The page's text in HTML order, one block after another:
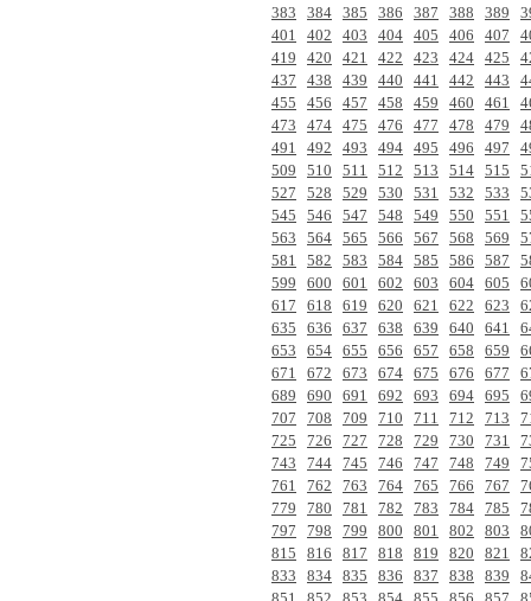
383
384 385 386 387 388 389
401
402 403 404 405 406 407
419
420 421 422 423 424 425
437
438 439 440 441 442 443
455
456 457 458 459 460 461
473
474 475 476 477 478 479
491
492 493 494 495 496 497
509
510 511 512 513 514 515
527
528 529 530 531 532 533
545
546 547 548 549 550 551
563
564 565 566 567 568 569
581
582 583 584 585 586 587
599
600 601 602 603 604 605
617
618 619 620 621 622 623
635
636 637 638 639 640 641
653
654 655 656 657 658 659
671
672 673 674 675 676 677
689
690 691 692 693 694 695
707
708 709 710 711 712 713
725
726 727 728 729 730 731
743
744 745 746 747 748 749
761
762 763 764 765 766 767
779
780 781 782 783 784 785
797
798 799 800 801 802 803
815
816 817 818 819 820 821
833
834 835 836 837 838 839